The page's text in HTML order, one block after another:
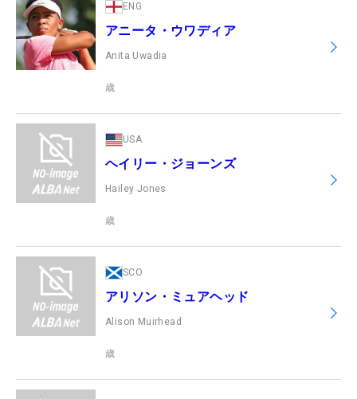
ENG
アニータ・ウワディア
Anita Uwadia
歳
USA
ヘイリー・ジョーンズ
Hailey Jones
歳
SCO
アリソン・ミュアヘッド
Alison Muirhead
歳